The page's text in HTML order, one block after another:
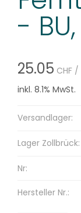
-
25.05 CHF /
inkl. 8.1% MwSt.
Versandlager:
Lager Zollbrück:
Nr:
Hersteller Nr.: